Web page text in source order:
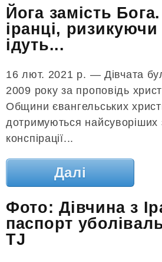
Йога замість
іранці,
ідуть...
16 лют. 2021 р. — Дівчата
2009 року за проповідь
Общини євангельських
дотримуються найсуворіших
конспірації...
Далі
Фото: Дівчина з
паспорт
TJ